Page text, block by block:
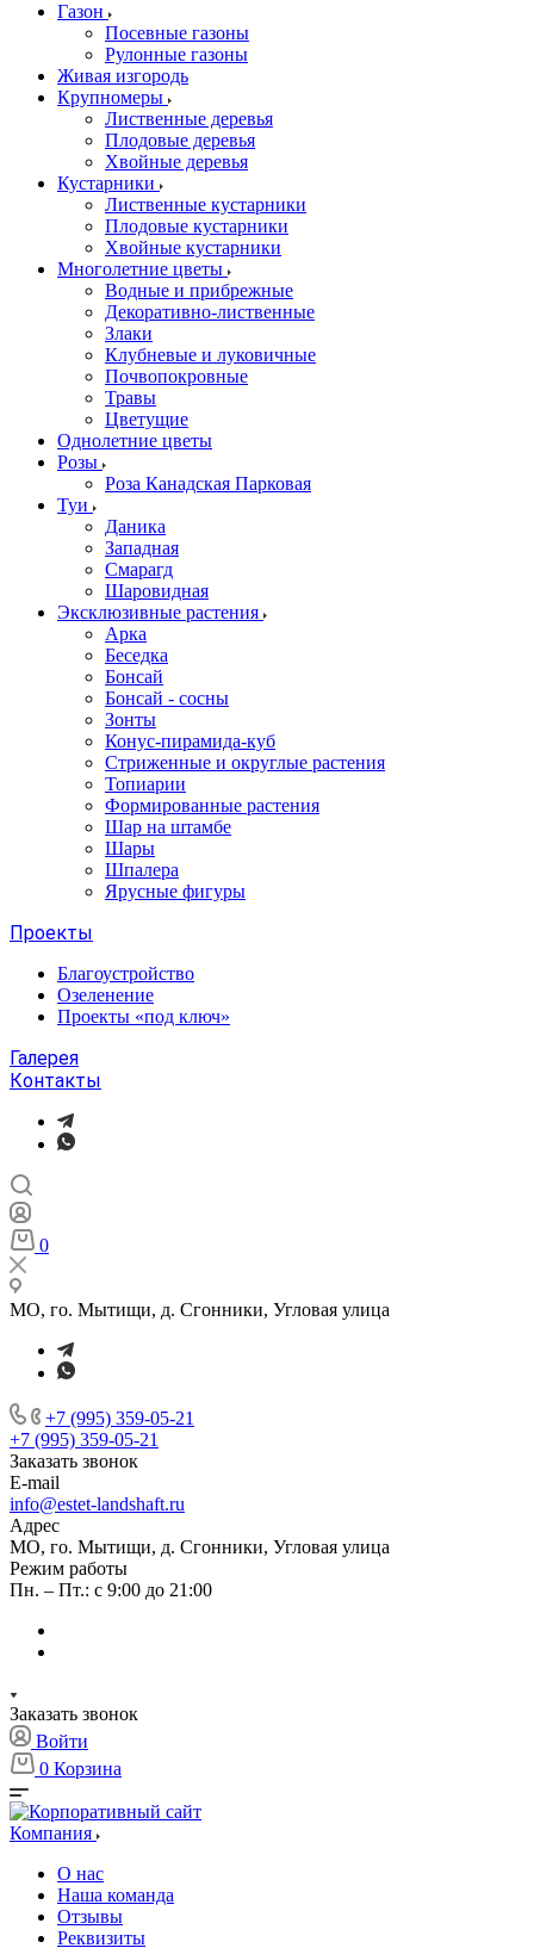
Газон
Посевные газоны
Рулонные газоны
Живая изгородь
Крупномеры
Лиственные деревья
Плодовые деревья
Хвойные деревья
Кустарники
Лиственные кустарники
Плодовые кустарники
Хвойные кустарники
Многолетние цветы
Водные и прибрежные
Декоративно-лиственные
Злаки
Клубневые и луковичные
Почвопокровные
Травы
Цветущие
Однолетние цветы
Розы
Роза Канадская Парковая
Туи
Даника
Западная
Смарагд
Шаровидная
Эксклюзивные растения
Арка
Беседка
Бонсай
Бонсай - сосны
Зонты
Конус-пирамида-куб
Стриженные и округлые растения
Топиарии
Формированные растения
Шар на штамбе
Шары
Шпалера
Ярусные фигуры
Проекты
Благоустройство
Озеленение
Проекты «под ключ»
Галерея
Контакты
0
МО, го. Мытищи, д. Сгонники, Угловая улица
+7 (995) 359-05-21
+7 (995) 359-05-21
Заказать звонок
E-mail
info@estet-landshaft.ru
Адрес
МО, го. Мытищи, д. Сгонники, Угловая улица
Режим работы
Пн. – Пт.: с 9:00 до 21:00
Заказать звонок
Войти
0 Корзина
Компания
О нас
Наша команда
Отзывы
Реквизиты